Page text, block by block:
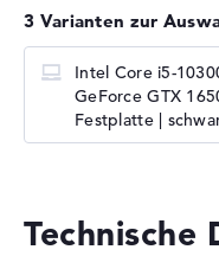
3 Varianten zur
Intel Core i5-
GeForce GTX
Festplatte |
Technische